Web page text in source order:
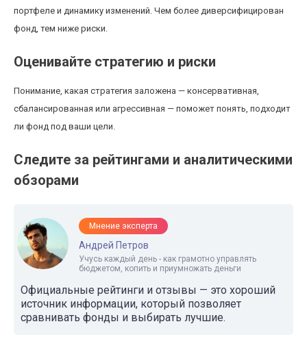
портфеле и динамику изменений. Чем более диверсифицирован
фонд, тем ниже риски.
Оценивайте стратегию и риски
Понимание, какая стратегия заложена — консервативная,
сбалансированная или агрессивная — поможет понять, подходит
ли фонд под ваши цели.
Следите за рейтингами и аналитическими
обзорами
Мнение эксперта
Андрей Петров
Учусь каждый день - как грамотно управлять
бюджетом, копить и приумножать деньги
Официальные рейтинги и отзывы — это хороший
источник информации, который позволяет
сравнивать фонды и выбирать лучшие.